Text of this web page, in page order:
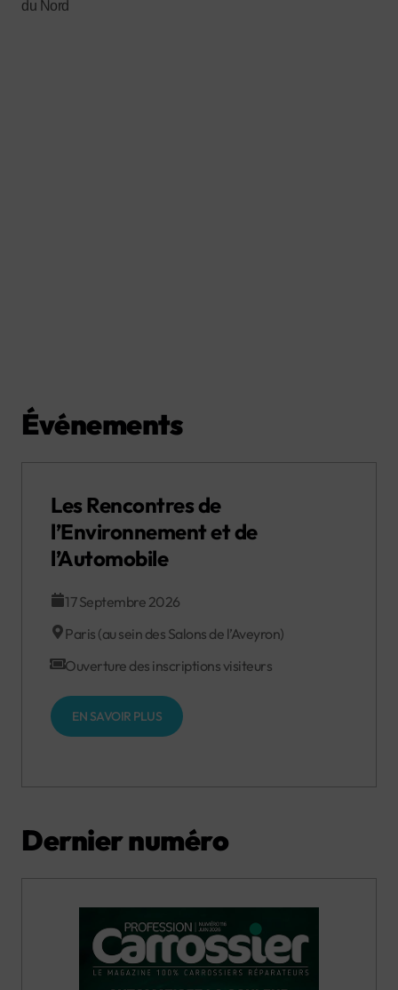
du Nord
Événements
Les Rencontres de
l’Environnement et de
l’Automobile
17 Septembre 2026
Paris (au sein des Salons de l’Aveyron)
Ouverture des inscriptions visiteurs
EN SAVOIR PLUS
Dernier numéro